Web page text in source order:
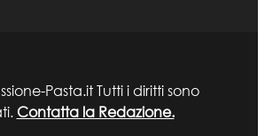
Pasta.it Tutti i diritti sono
Contatta la Redazione.